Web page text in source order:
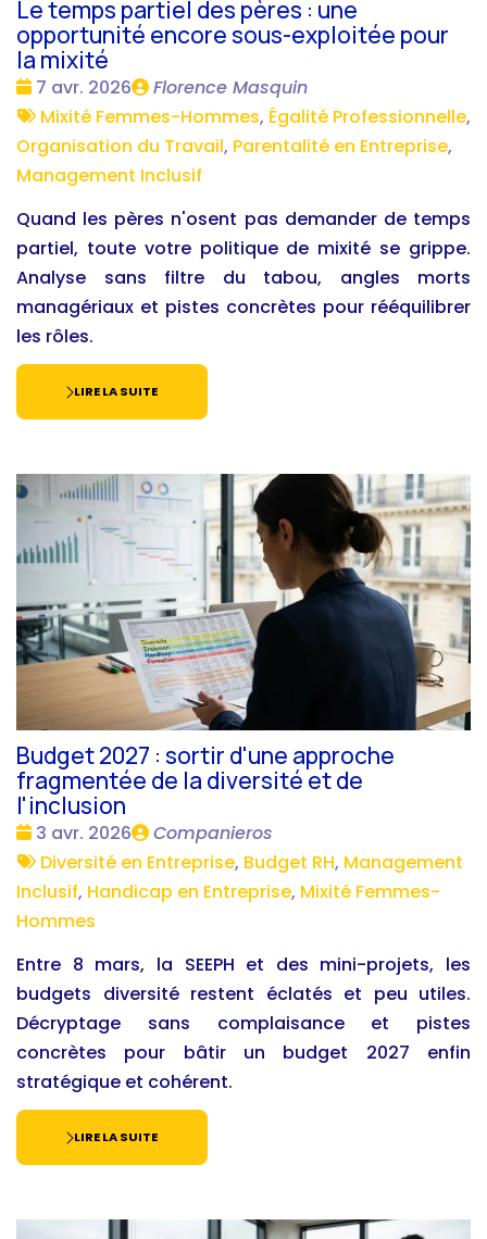
Le temps partiel des pères : une
opportunité encore sous-exploitée pour
la mixité
Date
:
7 avr. 2026
Publié
par
Florence Masquin
Tags
:
Mixité Femmes-Hommes, Égalité Professionnelle,
Organisation du Travail, Parentalité en Entreprise,
Management Inclusif
Quand les pères n'osent pas demander de temps
partiel, toute votre politique de mixité se grippe.
Analyse sans filtre du tabou, angles morts
managériaux et pistes concrètes pour rééquilibrer
les rôles.
LIRE LA SUITE
Budget 2027 : sortir d'une approche
fragmentée de la diversité et de
l'inclusion
Date
:
3 avr. 2026
Publié
par
Companieros
Tags
:
Diversité en Entreprise, Budget RH, Management
Inclusif, Handicap en Entreprise, Mixité Femmes-
Hommes
Entre 8 mars, la SEEPH et des mini-projets, les
budgets diversité restent éclatés et peu utiles.
Décryptage sans complaisance et pistes
concrètes pour bâtir un budget 2027 enfin
stratégique et cohérent.
LIRE LA SUITE